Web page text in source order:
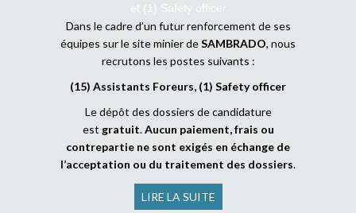
et (1) Safety officer
Dans le cadre d’un futur renforcement de ses
équipes sur le site minier deSAMBRADO, nous
recrutons les postes suivants :
(15) Assistants Foreurs, (1) Safety officer
Le dépôt des dossiers de candidature
est gratuit.Aucun paiement, frais ou
contrepartie ne sont exigés en échange de
l’acceptation ou du traitement des dossiers.
LIRE LA SUITE